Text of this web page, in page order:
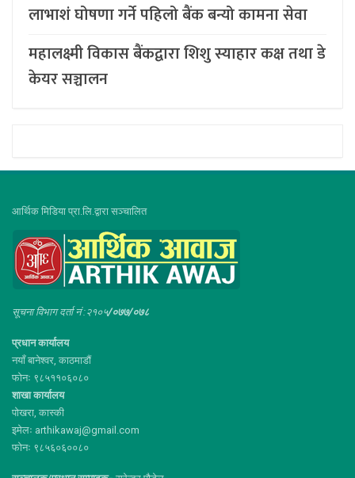
लाभाशं घोषणा गर्ने पहिलो बैंक बन्यो कामना सेवा
महालक्ष्मी विकास बैंकद्वारा शिशु स्याहार कक्ष तथा डे
केयर सञ्चालन
आर्थिक मिडिया प्रा.लि.द्वारा सञ्चालित
सूचना विभाग दर्ता नं :२१०५/०७७/०७८
प्रधान कार्यालय
नयाँ बानेश्वर, काठमाडौं
फोनः ९८५११०६०८०
शाखा कार्यालय
पोखरा, कास्की
इमेलः arthikawaj@gmail.com
फोनः ९८५६०६००८०